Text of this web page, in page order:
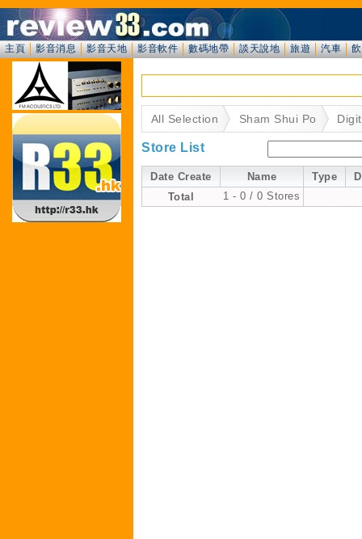
主頁 影音消息 影音天地 影音軟件 數碼地帶 談天說地 旅遊 汽車
All Selection Sham Shui Po
Store List
Date Create Name Type
Total
1 - 0 / 0 Stores